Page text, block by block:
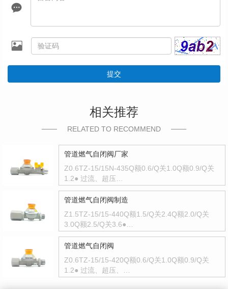
提交
相关推荐
RELATED TO RECOMMEND
管道燃气自闭阀厂家
Z0.6TZ-15/15N-435Q额0.6/Q关1.0Q额0.9/Q关
1.2● 过流、超压…
管道燃气自闭阀制造
Z1.5TZ-15/15-440Q额1.5/Q关2.4Q额2.0/Q关
3.0Q额2.5/Q关3.6●…
管道燃气自闭阀
Z0.6TZ-15/15-420Q额0.6/Q关1.0Q额0.9/Q关
1.2● 过流、超压、…